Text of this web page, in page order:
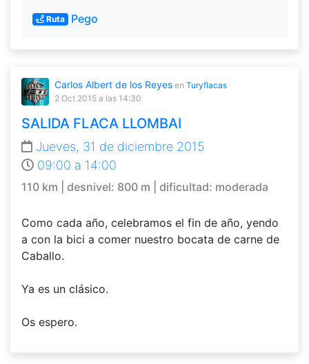
Ruta Pego
Carlos Albert de los Reyes en Turyflacas
2 Oct 2015 a las 14:30
SALIDA FLACA LLOMBAI
Jueves, 31 de diciembre 2015
09:00 a 14:00
110 km | desnivel: 800 m | dificultad: moderada
Como cada año, celebramos el fin de año, yendo
a con la bici a comer nuestro bocata de carne de
Caballo.
Ya es un clásico.
Os espero.